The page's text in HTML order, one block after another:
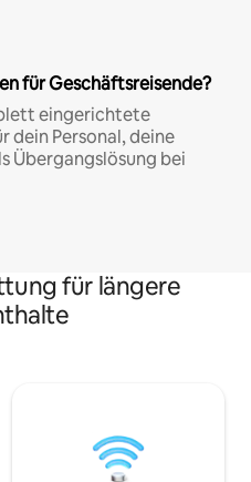
für Geschäftsreisende?
eingerichtete
dein Personal, deine
Übergangslösung bei
für längere